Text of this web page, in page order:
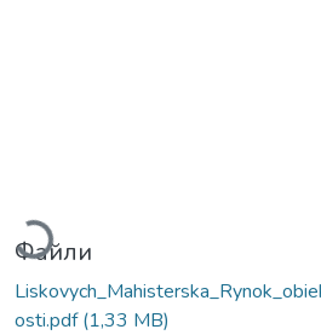
Вантажиться...
Файли
osti.pdf(1,33 MB)